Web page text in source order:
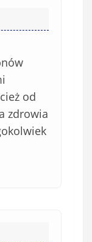
od
zdrowia